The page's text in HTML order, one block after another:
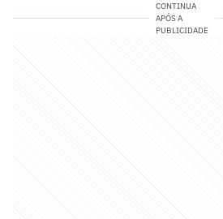
CONTINUA
APÓS A
PUBLICIDADE